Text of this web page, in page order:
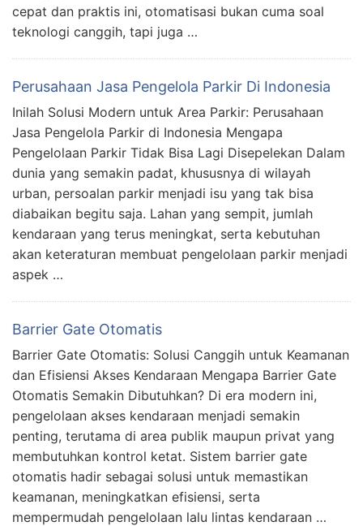
cepat dan praktis ini, otomatisasi bukan cuma soal
teknologi canggih, tapi juga …
Perusahaan Jasa Pengelola Parkir Di Indonesia
Inilah Solusi Modern untuk Area Parkir: Perusahaan
Jasa Pengelola Parkir di Indonesia Mengapa
Pengelolaan Parkir Tidak Bisa Lagi Disepelekan Dalam
dunia yang semakin padat, khususnya di wilayah
urban, persoalan parkir menjadi isu yang tak bisa
diabaikan begitu saja. Lahan yang sempit, jumlah
kendaraan yang terus meningkat, serta kebutuhan
akan keteraturan membuat pengelolaan parkir menjadi
aspek …
Barrier Gate Otomatis
Barrier Gate Otomatis: Solusi Canggih untuk Keamanan
dan Efisiensi Akses Kendaraan Mengapa Barrier Gate
Otomatis Semakin Dibutuhkan? Di era modern ini,
pengelolaan akses kendaraan menjadi semakin
penting, terutama di area publik maupun privat yang
membutuhkan kontrol ketat. Sistem barrier gate
otomatis hadir sebagai solusi untuk memastikan
keamanan, meningkatkan efisiensi, serta
mempermudah pengelolaan lalu lintas kendaraan …